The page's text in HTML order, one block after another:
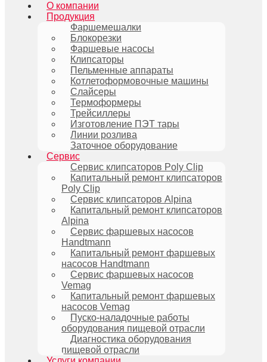
О компании
Продукция
Фаршемешалки
Блокорезки
Фаршевые насосы
Клипсаторы
Пельменные аппараты
Котлетоформовочные машины
Слайсеры
Термоформеры
Трейсиллеры
Изготовление ПЭТ тары
Линии розлива
Заточное оборудование
Сервис
Сервис клипсаторов Poly Clip
Капитальный ремонт клипсаторов
Poly Clip
Сервис клипсаторов Alpina
Капитальный ремонт клипсаторов
Alpina
Сервис фаршевых насосов
Handtmann
Капитальный ремонт фаршевых
насосов Handtmann
Сервис фаршевых насосов
Vemag
Капитальный ремонт фаршевых
насосов Vemag
Пуско-наладочные работы
оборудования пищевой отрасли
Диагностика оборудования
пищевой отрасли